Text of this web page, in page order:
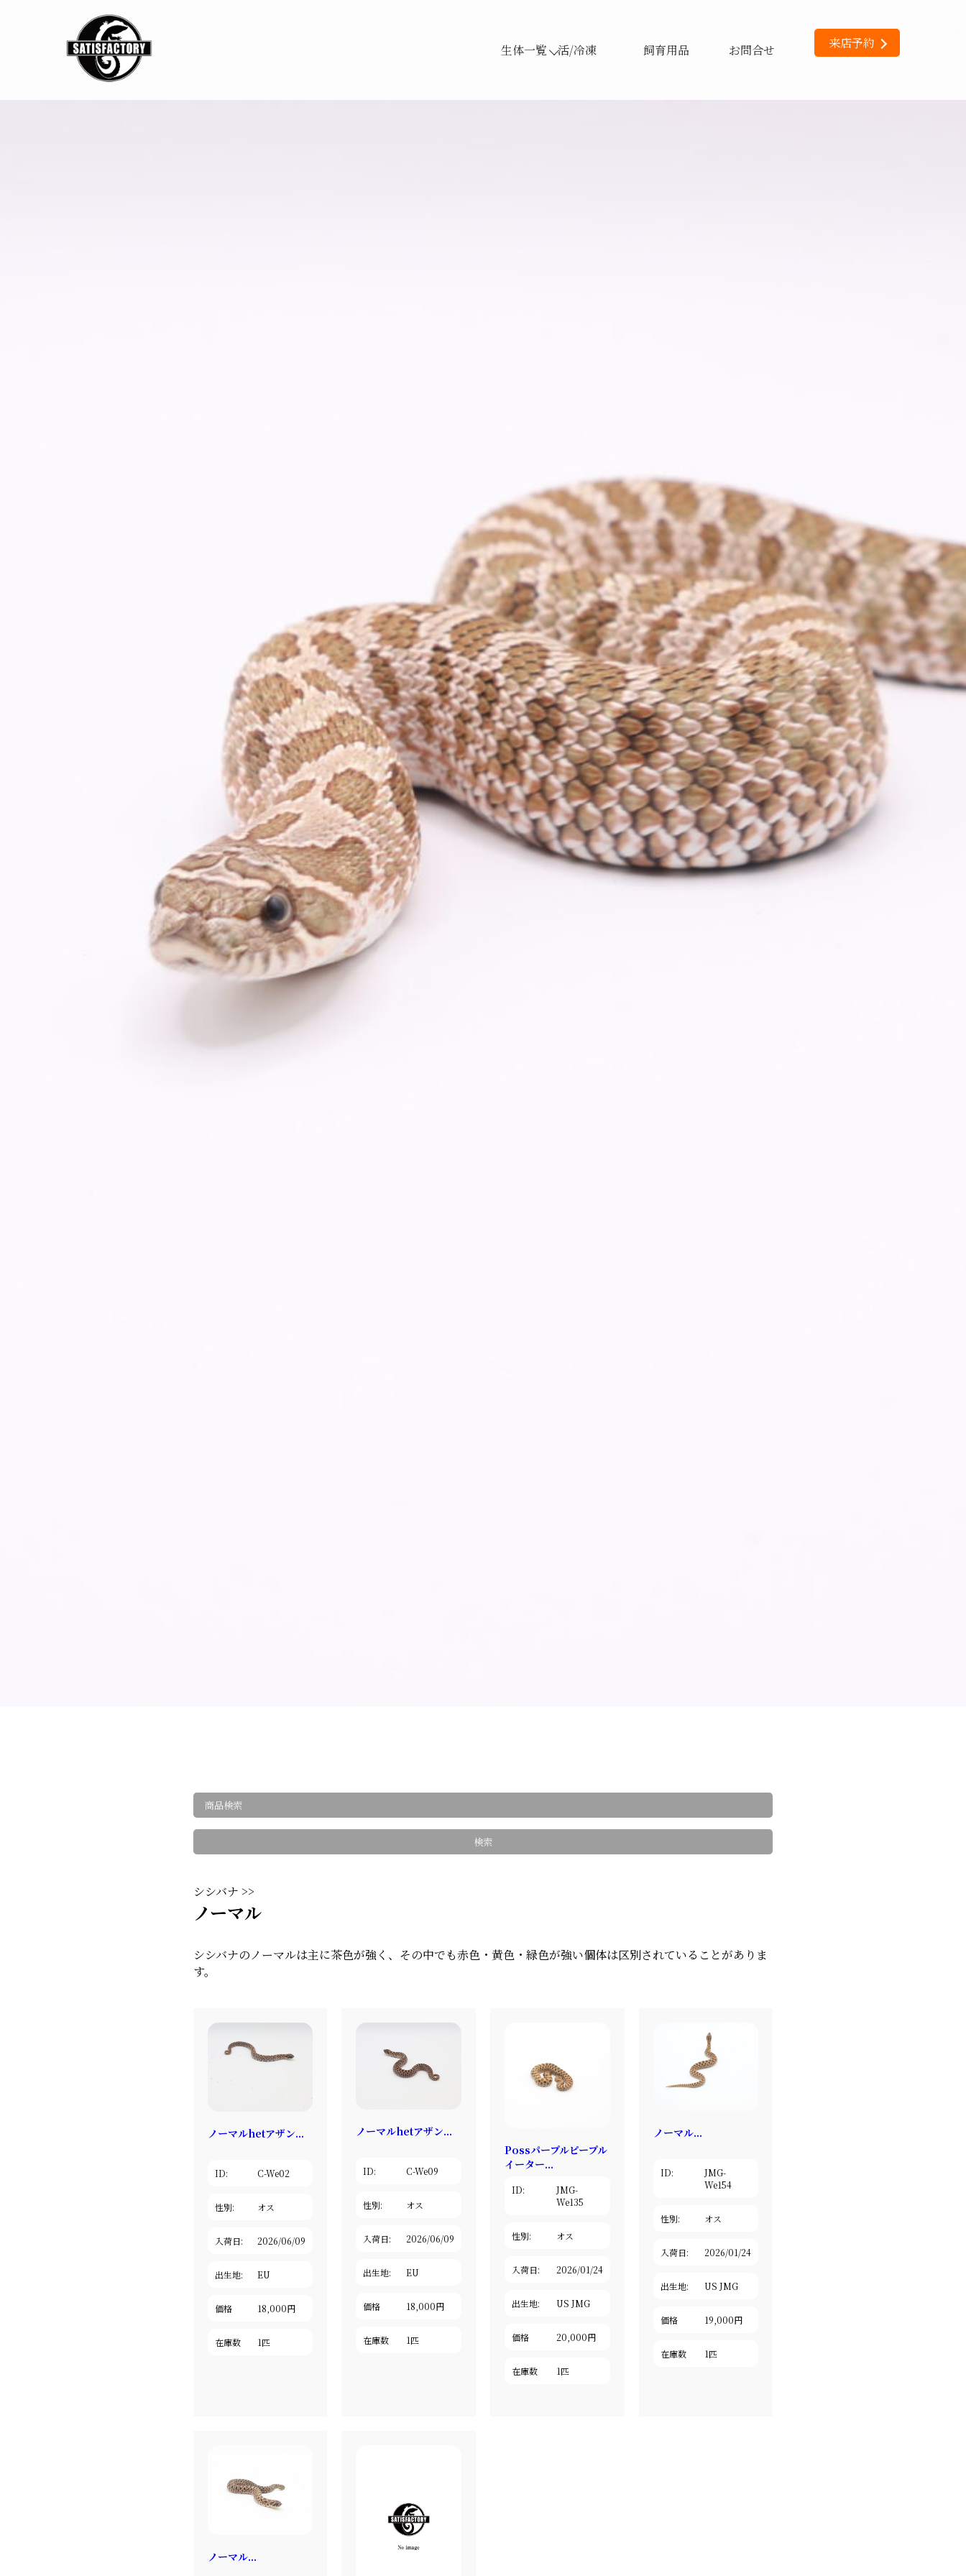
生体一覧 活/冷凍 飼育用品 お問合せ 来店予約
シシバナ >>
ノーマル
シシバナのノーマルは主に茶色が強く、その中でも赤色・黄色・緑色が強い個体は区別されていることがありま
す。
ノーマルhetアザン...
ID: C-We02
性別: オス
入荷日: 2026/06/09
出生地: EU
価格 18,000円
在庫数 1匹
ノーマルhetアザン...
ID: C-We09
性別: オス
入荷日: 2026/06/09
出生地: EU
価格 18,000円
在庫数 1匹
Possパープルピープル
イーター...
ID:
JMG-
We135
性別: オス
入荷日: 2026/01/24
出生地: US JMG
価格 20,000円
在庫数 1匹
ノーマル...
ID:
JMG-
We154
性別: オス
入荷日: 2026/01/24
出生地: US JMG
価格 19,000円
在庫数 1匹
ノーマル...